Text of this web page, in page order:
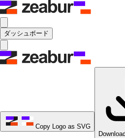
ダッシュボード
Copy Logo as SVG